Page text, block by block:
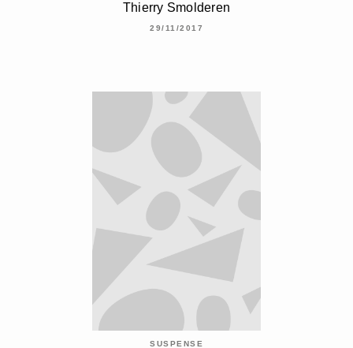
Thierry Smolderen
29/11/2017
SUSPENSE